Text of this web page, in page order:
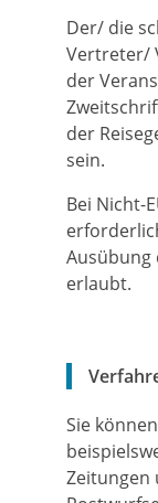
Der/ die
Vertreter/
der
der
sein.
Bei Nicht-
Ausübung
erlaubt.
Sie
Zeitungen